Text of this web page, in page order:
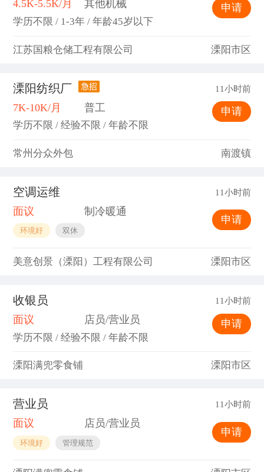
4.5K-5.5K/月 其他机械
学历不限 / 1-3年 / 年龄45岁以下
申请
江苏国粮仓储工程有限公司 溧阳市区
溧阳纺织厂 11小时前
7K-10K/月 普工
学历不限 / 经验不限 / 年龄不限
申请
常州分众外包 南渡镇
空调运维 11小时前
面议 制冷暖通
环境好 双休
申请
美意创景（溧阳）工程有限公司 溧阳市区
收银员 11小时前
面议 店员/营业员
学历不限 / 经验不限 / 年龄不限
申请
溧阳满兜零食铺 溧阳市区
营业员 11小时前
面议 店员/营业员
环境好 管理规范
申请